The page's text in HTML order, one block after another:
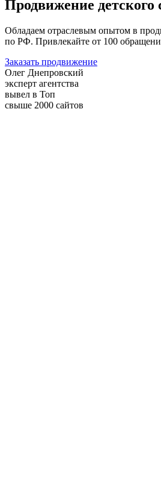
Продвижение детского
Обладаем отраслевым опытом в
по РФ. Привлекайте от 100
Заказать продвижение
Олег Днепровский
эксперт агентства
вывел в Топ
свыше 2000 сайтов